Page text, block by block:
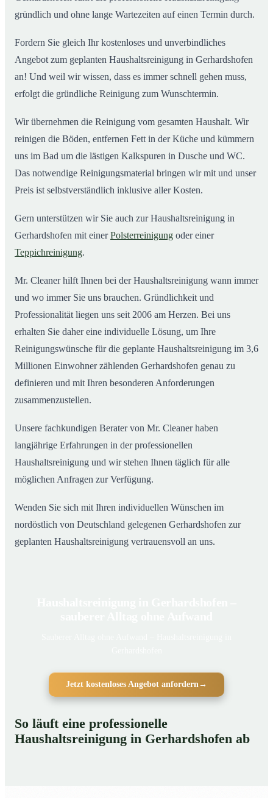
gründlich und ohne lange Wartezeiten auf einen Termin durch.
Fordern Sie gleich Ihr kostenloses und unverbindliches
Angebot zum geplanten Haushaltsreinigung in Gerhardshofen
an! Und weil wir wissen, dass es immer schnell gehen muss,
erfolgt die gründliche Reinigung zum Wunschtermin.
Wir übernehmen die Reinigung vom gesamten Haushalt. Wir
reinigen die Böden, entfernen Fett in der Küche und kümmern
uns im Bad um die lästigen Kalkspuren in Dusche und WC.
Das notwendige Reinigungsmaterial bringen wir mit und unser
Preis ist selbstverständlich inklusive aller Kosten.
Gern unterstützen wir Sie auch zur Haushaltsreinigung in
Gerhardshofen mit einerPolsterreinigung oder einer
Teppichreinigung.
Mr. Cleaner hilft Ihnen bei der Haushaltsreinigung wann immer
und wo immer Sie uns brauchen. Gründlichkeit und
Professionalität liegen uns seit 2006 am Herzen. Bei uns
erhalten Sie daher eine individuelle Lösung, um Ihre
Reinigungswünsche für die geplante Haushaltsreinigung im 3,6
Millionen Einwohner zählenden Gerhardshofen genau zu
definieren und mit Ihren besonderen Anforderungen
zusammenzustellen.
Unsere fachkundigen Berater von Mr. Cleaner haben
langjährige Erfahrungen in der professionellen
Haushaltsreinigung und wir stehen Ihnen täglich für alle
möglichen Anfragen zur Verfügung.
Wenden Sie sich mit Ihren individuellen Wünschen im
nordöstlich von Deutschland gelegenen Gerhardshofen zur
geplanten Haushaltsreinigung vertrauensvoll an uns.
Jetzt kostenloses Angebot anfordern→
So läuft eine professionelle
Haushaltsreinigung in Gerhardshofen ab